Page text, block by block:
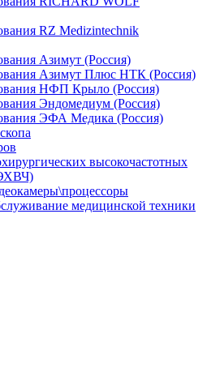
RZ Medizintechnik
Азимут (Россия)
Азимут Плюс НТК (Россия)
НФП Крыло (Россия)
Эндомедиум (Россия)
ЭФА Медика (Россия)
высокочастотных
медицинской техники